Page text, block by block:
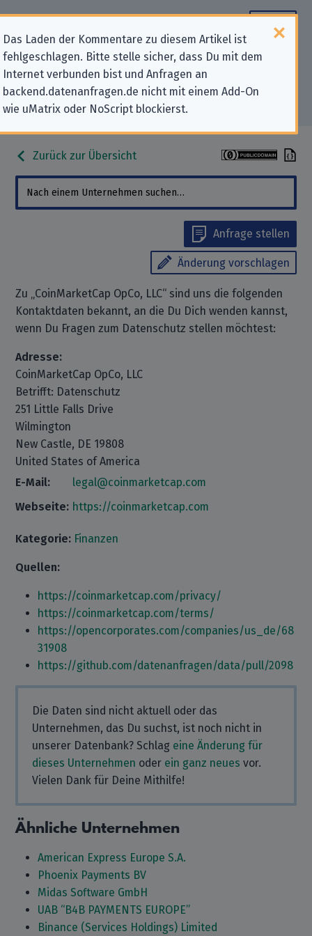
Das Laden der Kommentare zu diesem Artikel ist
fehlgeschlagen. Bitte stelle sicher, dass Du mit dem
Internet verbunden bist und Anfragen an
backend.datenanfragen.de nicht mit einem Add-On
wie uMatrix oder NoScript blockierst.
Datenschutz-Kontaktdaten für
„CoinMarketCap OpCo, LLC“
Zurück zur Übersicht
Anfrage stellen
Änderung vorschlagen
Zu „CoinMarketCap OpCo, LLC“ sind uns die folgenden
Kontaktdaten bekannt, an die Du Dich wenden kannst,
wenn Du Fragen zum Datenschutz stellen möchtest:
Adresse:
CoinMarketCap OpCo, LLC
Betrifft: Datenschutz
251 Little Falls Drive
Wilmington
New Castle, DE 19808
United States of America
E-Mail:
legal@coinmarketcap.com
Webseite: https://coinmarketcap.com
Kategorie: Finanzen
Quellen:
https://coinmarketcap.com/privacy/
https://coinmarketcap.com/terms/
https://opencorporates.com/companies/us_de/68
31908
https://github.com/datenanfragen/data/pull/2098
Die Daten sind nicht aktuell oder das
Unternehmen, das Du suchst, ist noch nicht in
unserer Datenbank? Schlag eine Änderung für
dieses Unternehmen oder ein ganz neues vor.
Vielen Dank für Deine Mithilfe!
Ähnliche Unternehmen
American Express Europe S.A.
Phoenix Payments BV
Midas Software GmbH
UAB “B4B PAYMENTS EUROPE”
Binance (Services Holdings) Limited